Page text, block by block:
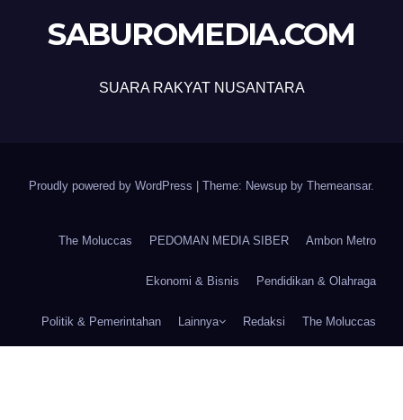
SABUROMEDIA.COM
SUARA RAKYAT NUSANTARA
Proudly powered by WordPress Theme: Newsup by Themeansar.
The Moluccas PEDOMAN MEDIA SIBER Ambon Metro
Ekonomi & Bisnis Pendidikan & Olahraga
Politik & Pemerintahan Lainnya Redaksi The Moluccas